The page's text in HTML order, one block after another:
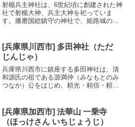
射楯兵主神社は、6世紀頃に創建された神
社で射楯大神、兵主大神を祀っていま
す。播磨国総鎮守の神社で、姫路城の歴
神様が祀られていることからカップルや
良縁を求めるひとが多く訪...
[兵庫県川西市] 多田神社（ただ
じんじゃ）
兵庫県川西市に鎮座する多田神社は、清
和源氏の祖である源満仲（みなもとのみ
つなか）公をはじめ、頼光・頼信・頼
地に多田院が建立されたのが始まりで、
かつては「多田大権現」とし...
[兵庫県加西市] 法華山 一乗寺
（ほっけさん いちじょうじ）